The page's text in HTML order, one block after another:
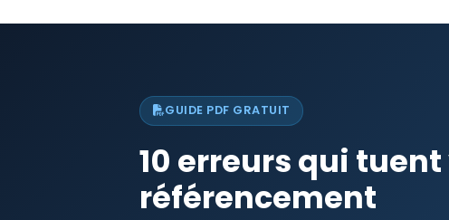
GUIDE PDF GRATUIT
10 erreurs qui
référencement